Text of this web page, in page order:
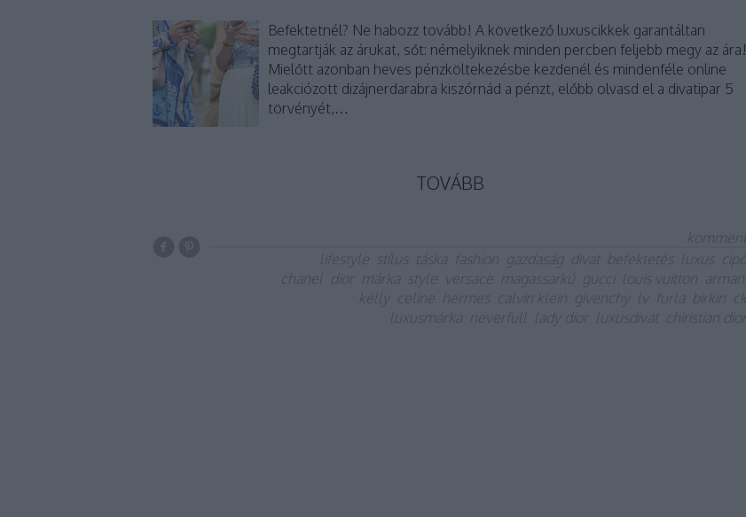
Befektetnél? Ne habozz tovább! A következő luxuscikkek garantáltan
megtartják az árukat, sőt: némelyiknek minden percben feljebb megy az ára!
Mielőtt azonban heves pénzköltekezésbe kezdenél és mindenféle online
leakciózott dizájnerdarabra kiszórnád a pénzt, előbb olvasd el a divatipar 5
törvényét,…
TOVÁBB
komment
lifestyle
stílus táska fashion gazdaság divat befektetés luxus cipő
chanel
dior márka style versace magassarkú gucci louis vuitton
armani
kelly
celine hermes calvin klein givenchy furla birkin ck
luxusmárka
neverfull lady dior luxusdivat chiristian dior